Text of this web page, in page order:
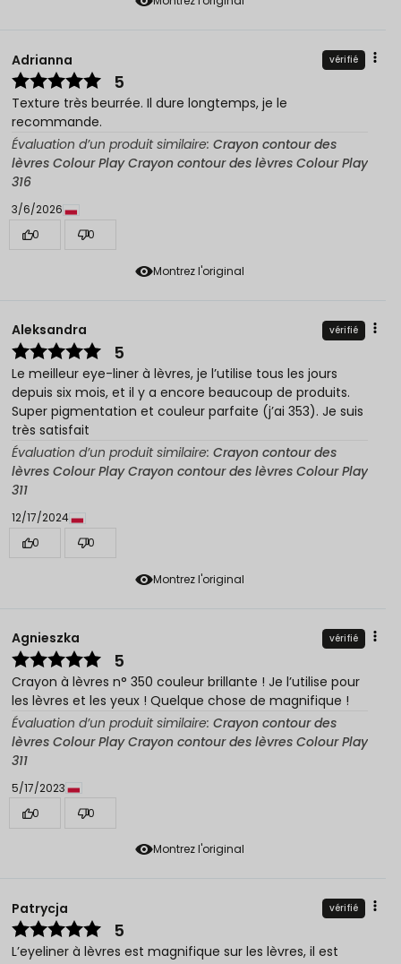
Montrez l'original
Adrianna vérifié
5
Texture très beurrée. Il dure longtemps, je le
recommande.
Évaluation d’un produit similaire: Crayon contour des
lèvres Colour Play Crayon contour des lèvres Colour Play
316
3/6/2026
0
0
Montrez l'original
Aleksandra vérifié
5
Le meilleur eye-liner à lèvres, je l’utilise tous les jours
depuis six mois, et il y a encore beaucoup de produits.
Super pigmentation et couleur parfaite (j’ai 353). Je suis
très satisfait
Évaluation d’un produit similaire: Crayon contour des
lèvres Colour Play Crayon contour des lèvres Colour Play
311
12/17/2024
0
0
Montrez l'original
Agnieszka vérifié
5
Crayon à lèvres n° 350 couleur brillante ! Je l’utilise pour
les lèvres et les yeux ! Quelque chose de magnifique !
Évaluation d’un produit similaire: Crayon contour des
lèvres Colour Play Crayon contour des lèvres Colour Play
311
5/17/2023
0
0
Patrycja vérifié
5
L’eyeliner à lèvres est magnifique sur les lèvres, il est